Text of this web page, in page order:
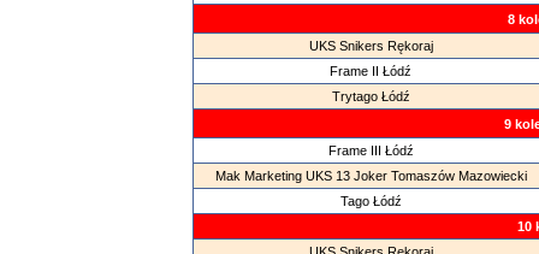
8
UKS Snikers Rękoraj
Frame II Łódź
Trytago Łódź
9
Frame III Łódź
Mak Marketing UKS 13 Joker Tomaszów Mazowiecki
Tago Łódź
10